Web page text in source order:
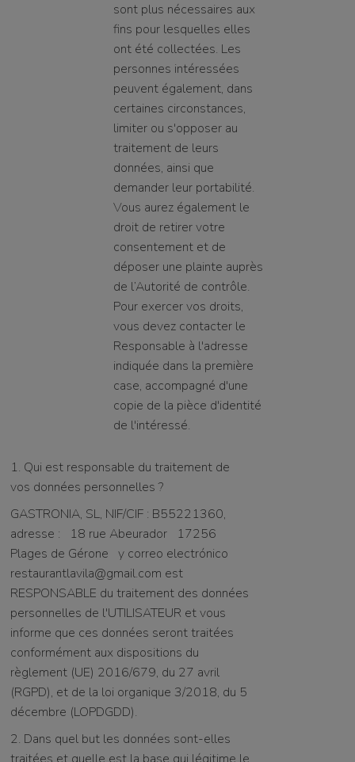
sont plus nécessaires aux
fins pour lesquelles elles
ont été collectées. Les
personnes intéressées
peuvent également, dans
certaines circonstances,
limiter ou s'opposer au
traitement de leurs
données, ainsi que
demander leur portabilité.
Vous aurez également le
droit de retirer votre
consentement et de
déposer une plainte auprès
de l’Autorité de contrôle.
Pour exercer vos droits,
vous devez contacter le
Responsable à l'adresse
indiquée dans la première
case, accompagné d'une
copie de la pièce d'identité
de l'intéressé.
1. Qui est responsable du traitement de
vos données personnelles ?
GASTRONIA, SL, NIF/CIF : B55221360,
adresse :
18 rue Abeurador
17256
Plages de Gérone y correo electrónico
restaurantlavila@gmail.com est
RESPONSABLE du traitement des données
personnelles de l'UTILISATEUR et vous
informe que ces données seront traitées
conformément aux dispositions du
règlement (UE) 2016/679, du 27 avril
(RGPD), et de la loi organique 3/2018, du 5
décembre (LOPDGDD).
2. Dans quel but les données sont-elles